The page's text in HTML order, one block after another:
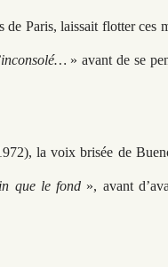
de Paris, laissait flotter ces
» avant de se
la voix brisée de
que le fond », avant